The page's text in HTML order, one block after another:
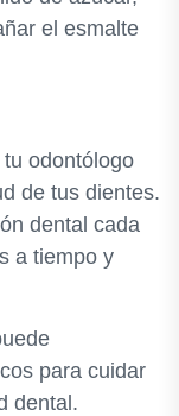
el esmalte
odontólogo
de tus dientes.
dental cada
a tiempo y
para cuidar
dental.